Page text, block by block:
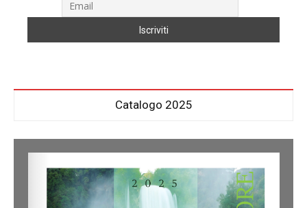
Catalogo 2025